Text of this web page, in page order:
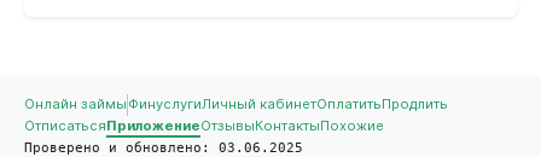
Онлайн займы ФинуслугиЛичный кабинетОплатитьПродлить
ОтписатьсяПриложениеОтзывыКонтактыПохожие
Проверено и обновлено: 03.06.2025